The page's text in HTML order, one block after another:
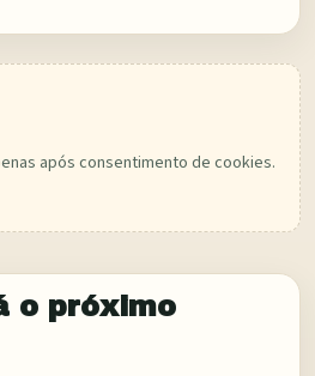
após consentimento de cookies.
o próximo